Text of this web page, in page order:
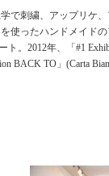
で刺繍、アップリケ
使ったハンドメイド
。2012年、「#1
BACK TO」(Carta